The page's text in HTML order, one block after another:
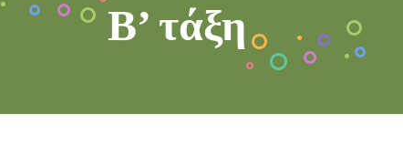
Β’ τάξη